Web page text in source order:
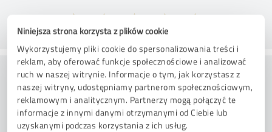
Niniejsza strona korzysta z plików cookie
Wykorzystujemy pliki cookie do spersonalizowania treści i
reklam, aby oferować funkcje społecznościowe i analizować
ruch w naszej witrynie. Informacje o tym, jak korzystasz z
naszej witryny, udostępniamy partnerom społecznościowym,
reklamowym i analitycznym. Partnerzy mogą połączyć te
informacje z innymi danymi otrzymanymi od Ciebie lub
uzyskanymi podczas korzystania z ich usług.
Doradztwo